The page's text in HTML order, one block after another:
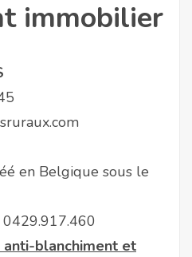
immobilier
en Belgique sous le
0429.917.460
blanchiment et